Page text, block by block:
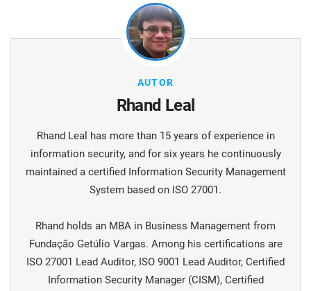
AUTOR
Rhand Leal
Rhand Leal has more than 15 years of experience in
information security, and for six years he continuously
maintained а certified Information Security Management
System based on ISO 27001.
Rhand holds an MBA in Business Management from
Fundação Getúlio Vargas. Among his certifications are
ISO 27001 Lead Auditor, ISO 9001 Lead Auditor, Certified
Information Security Manager (CISM), Certified